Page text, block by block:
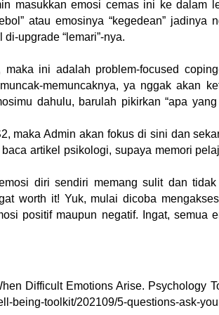
masukkan emosi cemas ini ke dalam
atau emosinya “kegedean” jadinya
upgrade “lemari”-nya.
ini adalah problem-focused
memuncaknya, ya nggak akan
dahulu, barulah pikirkan “apa
maka Admin akan fokus di sini dan
artikel psikologi, supaya memori
diri sendiri memang sulit dan
worth it! Yuk, mulai dicoba
positif maupun negatif. Ingat, semua
Difficult Emotions Arise. Psychology
being-toolkit/202109/5-questions-ask-